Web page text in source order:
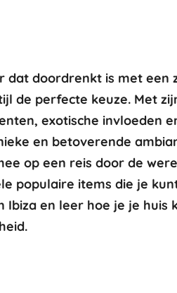
doordrenkt is met een
de perfecte keuze. Met
exotische invloeden
en betoverende
op een reis door de
populaire items die je
Ibiza en leer hoe je je huis